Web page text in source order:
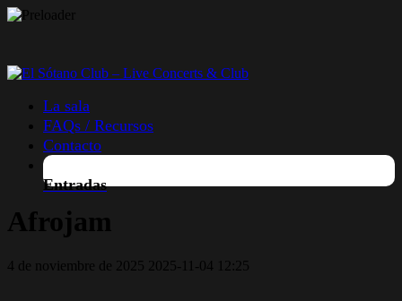
La sala
FAQs / Recursos
Contacto
Entradas
Afrojam
4 de noviembre de 2025 2025-11-04 12:25